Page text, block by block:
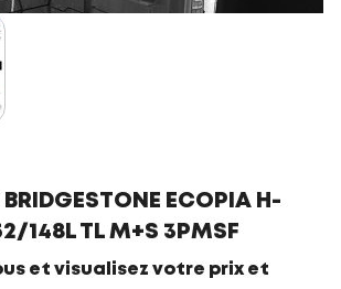
ECOPIA H-
148L TL M+S 3PMSF
et visualisez votre prix et